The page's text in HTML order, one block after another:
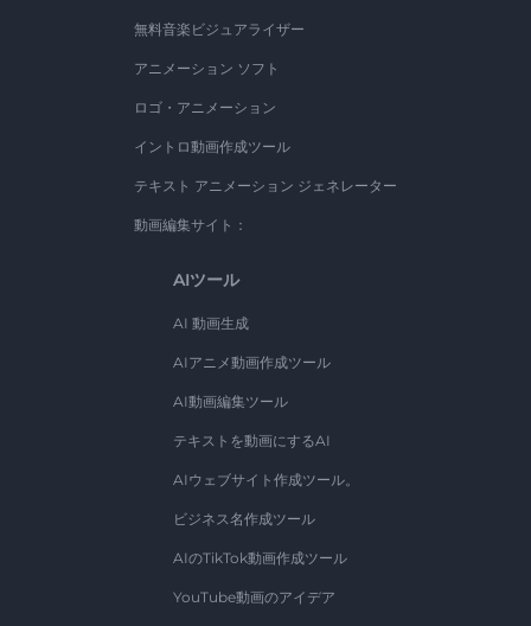
無料音楽ビジュアライザー
アニメーション ソフト
ロゴ・アニメーション
イントロ動画作成ツール
テキスト アニメーション ジェネレーター
動画編集サイト：
AIツール
AI 動画生成
AIアニメ動画作成ツール
AI動画編集ツール
テキストを動画にするAI
AIウェブサイト作成ツール。
ビジネス名作成ツール
AIのTikTok動画作成ツール
YouTube動画のアイデア